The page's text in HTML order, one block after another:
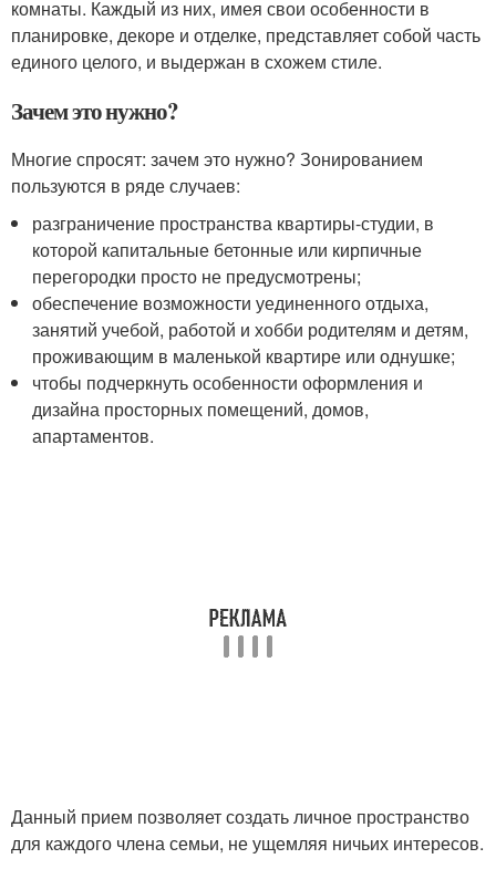
комнаты. Каждый из них, имея свои особенности в
планировке, декоре и отделке, представляет собой часть
единого целого, и выдержан в схожем стиле.
Зачем это нужно?
Многие спросят: зачем это нужно? Зонированием
пользуются в ряде случаев:
разграничение пространства квартиры-студии, в
которой капитальные бетонные или кирпичные
перегородки просто не предусмотрены;
обеспечение возможности уединенного отдыха,
занятий учебой, работой и хобби родителям и детям,
проживающим в маленькой квартире или однушке;
чтобы подчеркнуть особенности оформления и
дизайна просторных помещений, домов,
апартаментов.
Данный прием позволяет создать личное пространство
для каждого члена семьи, не ущемляя ничьих интересов.